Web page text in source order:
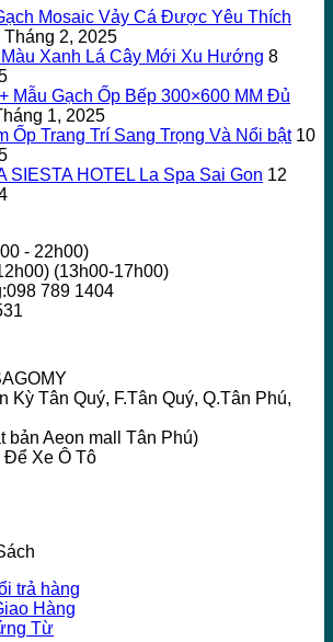
Mosaic Vảy Cá Được Yêu Thích
Tháng 2, 2025
Xanh Lá Cây Mới Xu Hướng 8
Mẫu Gạch Ốp Bếp 300×600 MM Đủ
1, 2025
Ốp Trang Trí Sang Trọng Và Nổi bật 10
SIESTA HOTEL La Spa Sai Gon 12
- 22h00)
(13h00-17h00)
789 1404
Kỳ Tân Quý, F.Tân Quý, Q.Tân Phú,
bản Aeon mall Tân Phú)
Để Xe Ô Tô
trả hàng
Hàng
Từ